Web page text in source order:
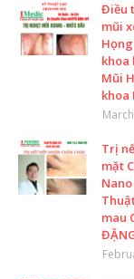
Điều
mũi
khoa
Mũi
khoa
Trị
mặt
mau